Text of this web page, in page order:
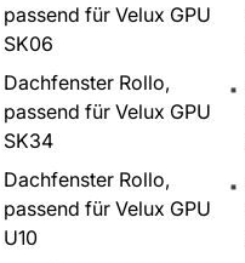
passend für Velux GPU
SK06
Dachfenster Rollo,
passend für Velux GPU
SK34
Dachfenster Rollo,
passend für Velux GPU
U10